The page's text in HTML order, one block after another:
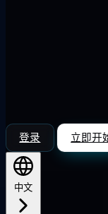
登录 立即开
中文